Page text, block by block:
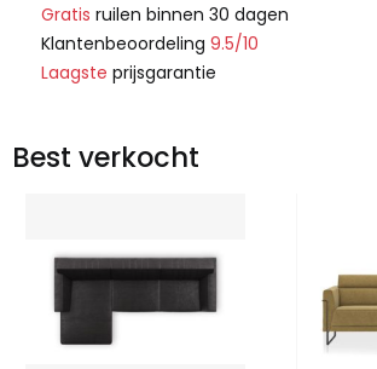
Gratis ruilen binnen 30 dagen
Klantenbeoordeling 9.5/10
Laagste prijsgarantie
Best verkocht